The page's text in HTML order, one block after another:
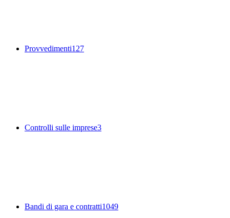
Provvedimenti127
Controlli sulle imprese3
Bandi di gara e contratti1049